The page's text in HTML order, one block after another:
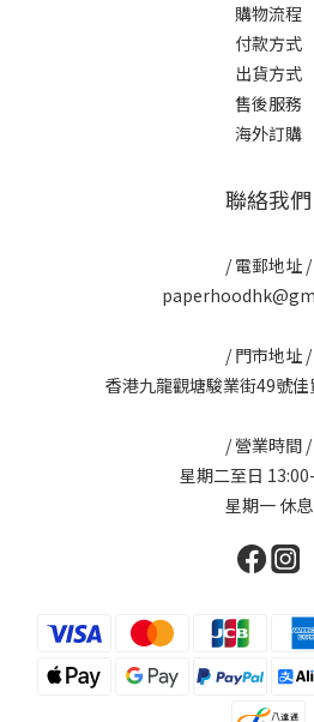
購物流程
付款方式
出貨方式
售後服務
海外訂購
聯絡我們
/ 電郵地址 /
/ 門市地址 /
香港九龍觀塘駿業街49號
/ 營業時間 /
星期二至日
星期一 休息